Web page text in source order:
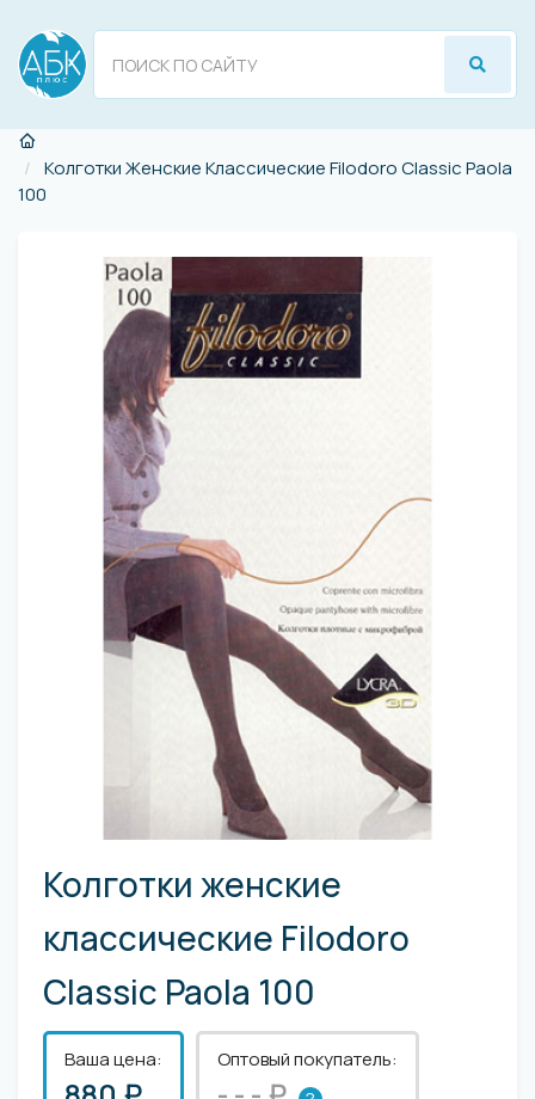
Колготки Женские Классические Filodoro Classic Paola
100
Колготки женские
классические Filodoro
Classic Paola 100
Оптовый покупатель:
Ваша цена: